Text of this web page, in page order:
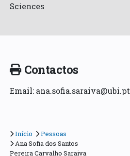
Sciences
Contactos
Email: ana.sofia.saraiva@ubi.pt
Início
Pessoas
Ana Sofia dos Santos
Pereira Carvalho Saraiva